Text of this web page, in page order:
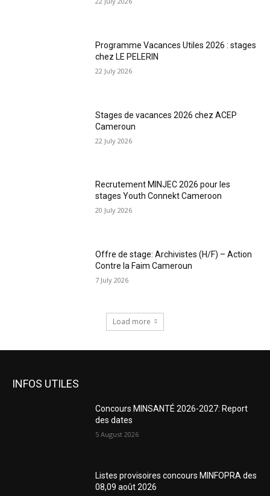
Programme Vacances Utiles 2026 : stages
chez LE PELERIN
22 July 2026
Stages de vacances 2026 chez ACEP
Cameroun
22 July 2026
Recrutement MINJEC 2026 pour les
stages Youth Connekt Cameroon
20 July 2026
Offre de stage: Archivistes (H/F) – Action
Contre la Faim Cameroun
7 July 2026
Load more
INFOS UTILES
Concours MINSANTÉ 2026-2027: Report
des dates
5 August 2026
Listes provisoires concours MINFOPRA des
08,09 août 2026